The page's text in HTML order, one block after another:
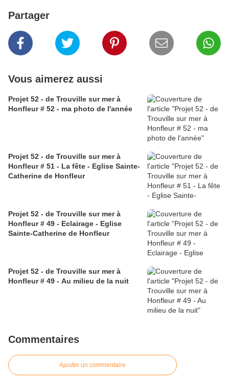
Partager
Vous aimerez aussi
Projet 52 - de Trouville sur mer à
Honfleur # 52 - ma photo de l'année
Projet 52 - de Trouville sur mer à
Honfleur # 51 - La fête - Eglise Sainte-
Catherine de Honfleur
Projet 52 - de Trouville sur mer à
Honfleur # 49 - Eclairage - Eglise
Sainte-Catherine de Honfleur
Projet 52 - de Trouville sur mer à
Honfleur # 49 - Au milieu de la nuit
Commentaires
Ajouter un commentaire